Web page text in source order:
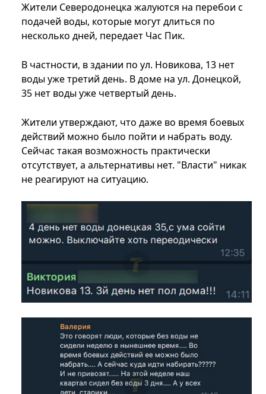
Жители Северодонецка жалуются на перебои с
подачей воды, которые могут длиться по
несколько дней, передает Час Пик.
В частности, в здании по ул. Новикова, 13 нет
воды уже третий день. В доме на ул. Донецкой,
35 нет воды уже четвертый день.
Жители утверждают, что даже во время боевых
действий можно было пойти и набрать воду.
Сейчас такая возможность практически
отсутствует, а альтернативы нет. "Власти" никак
не реагируют на ситуацию.